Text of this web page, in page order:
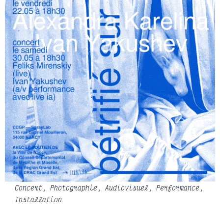
Concert Photographie Audiovisuel Performance
Installation